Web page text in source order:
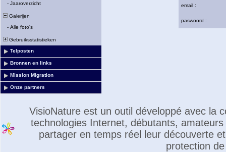
- Jaaroverzicht
Galerijen
- Alle foto's
Gebruiksstatistieken
Telposten
Bronnen en links
Mission Migration
Onze partners
email :
paswoord :
VisioNature est un outil développé avec la
technologies Internet, débutants,
partager en temps réel leur découverte
protection